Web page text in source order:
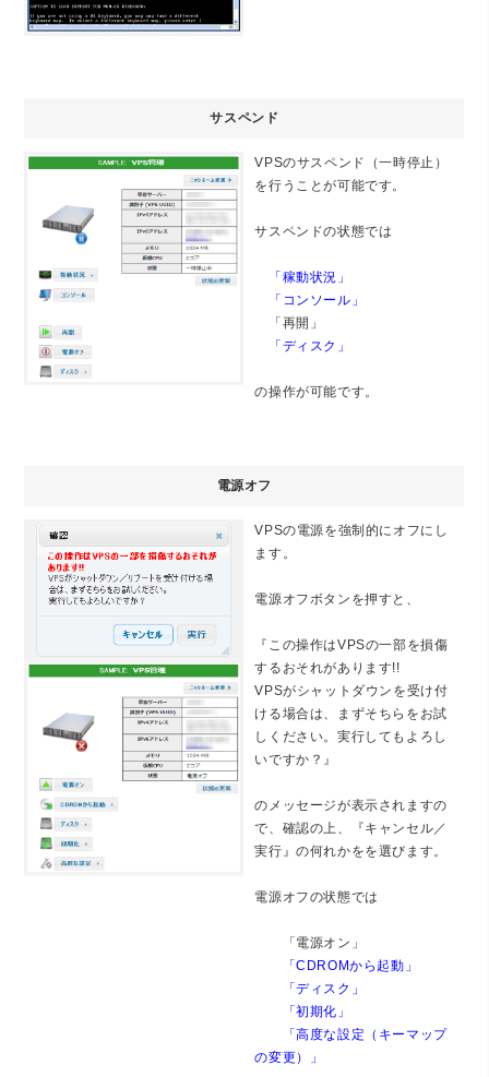
サスペンド
VPSのサスペンド（一時停止）
を行うことが可能です。
サスペンドの状態では
「稼動状況」
「コンソール」
「再開」
「ディスク」
の操作が可能です。
電源オフ
VPSの電源を強制的にオフにし
ます。
電源オフボタンを押すと、
『この操作はVPSの一部を損傷
するおそれがあります!!
VPSがシャットダウンを受け付
ける場合は、まずそちらをお試
しください。実行してもよろし
いですか？』
のメッセージが表示されますの
で、確認の上、『キャンセル／
実行』の何れかをを選びます。
電源オフの状態では
「電源オン」
「CDROMから起動」
「ディスク」
「初期化」
「高度な設定（キーマップ
の変更）」